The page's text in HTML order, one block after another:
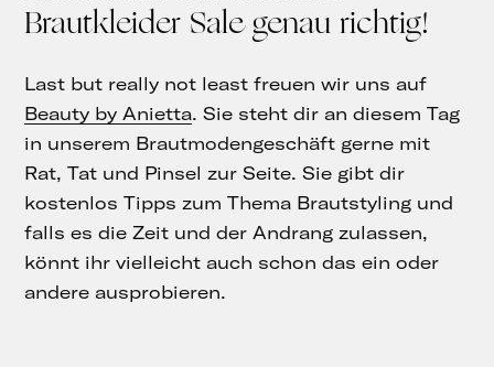
Brautkleider Sale genau richtig!
Last but really not least freuen wir uns auf
Beauty by Anietta. Sie steht dir an diesem Tag
in unserem Brautmodengeschäft gerne mit
Rat, Tat und Pinsel zur Seite. Sie gibt dir
kostenlos Tipps zum Thema Brautstyling und
falls es die Zeit und der Andrang zulassen,
könnt ihr vielleicht auch schon das ein oder
andere ausprobieren.